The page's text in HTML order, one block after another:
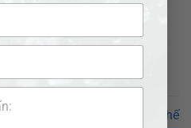
Tài sản chung thì chia thế